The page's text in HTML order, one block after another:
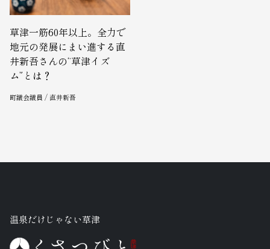
草津一筋60年以上。全力で
地元の発展にまい進する直
井新吾さんの“草津イズ
ム”とは？
町議会議員 / 直井新吾
温泉だけじゃない草津